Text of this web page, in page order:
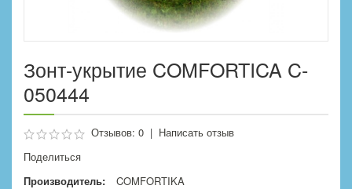
Зонт-укрытие COMFORTICA C-
050444
Отзывов: 0 | Написать отзыв
Поделиться
Производитель:
COMFORTIKA